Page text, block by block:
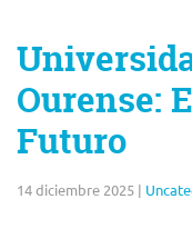
Ourense:
Futuro
14 diciembre 2025 |